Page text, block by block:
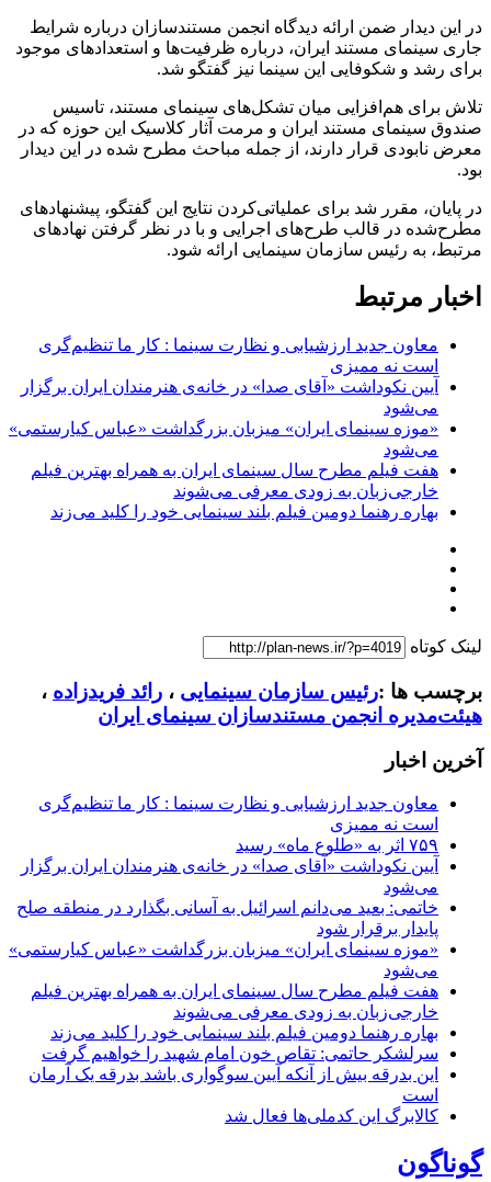
در این دیدار ضمن ارائه دیدگاه انجمن مستندسازان درباره شرایط
جاری سینمای مستند ایران، درباره ظرفیت‌ها و استعدادهای موجود
برای رشد و شکوفایی این سینما نیز گفتگو شد.
تلاش برای هم‌افزایی میان تشکل‌های سینمای مستند، تاسیس
صندوق سینمای مستند ایران و مرمت آثار کلاسیک این حوزه که در
معرض نابودی قرار دارند، از جمله مباحث مطرح شده در این دیدار
بود.
در پایان، مقرر شد برای عملیاتی‌کردن نتایج این گفتگو، پیشنهادهای
مطرح‌شده در قالب طرح‌های اجرایی و با در نظر گرفتن نهادهای
مرتبط، به رئیس سازمان سینمایی ارائه شود.
اخبار مرتبط
معاون جدید ارزشیابی و نظارت سینما : کار ما تنظیم‌گری
است نه ممیزی
آیین نکوداشت «آقای صدا» در خانه‌ی هنرمندان ایران برگزار
می‌شود
«موزه سینمای ایران» میزبان بزرگداشت «عباس کیارستمی»
می‌شود
هفت فیلم مطرح سال سینمای ایران به همراه بهترین فیلم
خارجی‌زبان به زودی معرفی می‌شوند
بهاره رهنما دومین فیلم بلند سینمایی خود را کلید می‌زند
لینک کوتاه
برچسب ها :رئیس سازمان سینمایی ، رائد فریدزاده ،
هیئت‌مدیره انجمن مستندسازان سینمای ایران
آخرین اخبار
معاون جدید ارزشیابی و نظارت سینما : کار ما تنظیم‌گری
است نه ممیزی
۷۵۹ اثر به «طلوع ماه» رسید
آیین نکوداشت «آقای صدا» در خانه‌ی هنرمندان ایران برگزار
می‌شود
خاتمی: بعید می‌دانم اسرائیل به آسانی بگذارد در منطقه صلح
پایدار برقرار شود
«موزه سینمای ایران» میزبان بزرگداشت «عباس کیارستمی»
می‌شود
هفت فیلم مطرح سال سینمای ایران به همراه بهترین فیلم
خارجی‌زبان به زودی معرفی می‌شوند
بهاره رهنما دومین فیلم بلند سینمایی خود را کلید می‌زند
سرلشکر حاتمی: تقاص خون امام شهید را خواهیم گرفت
این بدرقه بیش از آنکه آیین سوگواری باشد بدرقه یک آرمان
است
کالابرگ این کدملی‌ها فعال شد
گوناگون